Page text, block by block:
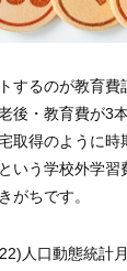
するのが教育費
後・教育費が3
取得のように時
いう学校外学習
がちです。
人口動態統計